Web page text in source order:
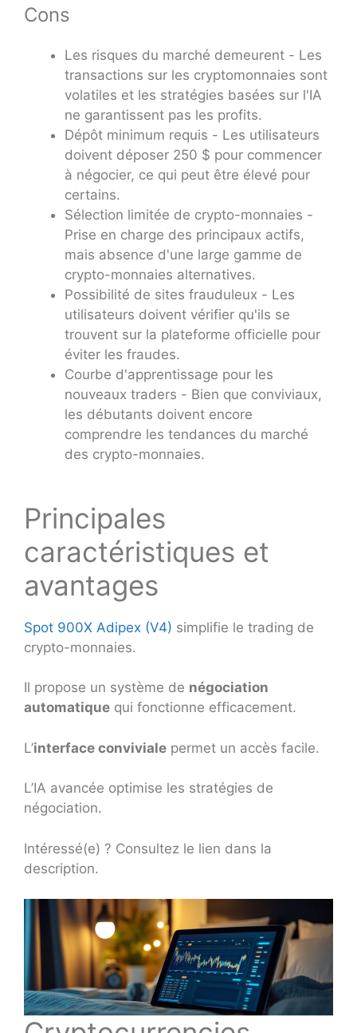
Cons
Les risques du marché demeurent - Les
transactions sur les cryptomonnaies sont
volatiles et les stratégies basées sur l'IA
ne garantissent pas les profits.
Dépôt minimum requis - Les utilisateurs
doivent déposer 250 $ pour commencer
à négocier, ce qui peut être élevé pour
certains.
Sélection limitée de crypto-monnaies -
Prise en charge des principaux actifs,
mais absence d'une large gamme de
crypto-monnaies alternatives.
Possibilité de sites frauduleux - Les
utilisateurs doivent vérifier qu'ils se
trouvent sur la plateforme officielle pour
éviter les fraudes.
Courbe d'apprentissage pour les
nouveaux traders - Bien que conviviaux,
les débutants doivent encore
comprendre les tendances du marché
des crypto-monnaies.
Principales
caractéristiques et
avantages
Spot 900X Adipex (V4) simplifie le trading de
crypto-monnaies.
Il propose un système de négociation
automatique qui fonctionne efficacement.
L’interface conviviale permet un accès facile.
L’IA avancée optimise les stratégies de
négociation.
Intéressé(e) ? Consultez le lien dans la
description.